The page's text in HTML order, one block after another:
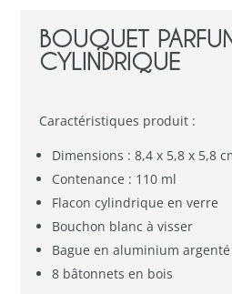
BOUQUET
CYLINDRIQUE
Caractéristiques produit :
Dimensions : 8,4 x 5,8 x 5,8
Contenance : 110 ml
Flacon cylindrique en verre
Bouchon blanc à visser
Bague en aluminium
8 bâtonnets en bois